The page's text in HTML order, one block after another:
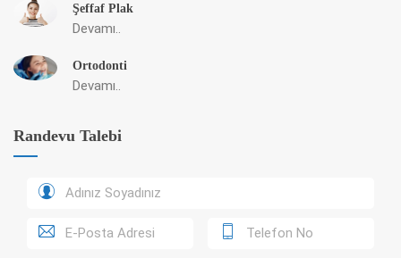
Şeffaf Plak
Devamı..
Ortodonti
Devamı..
Randevu Talebi